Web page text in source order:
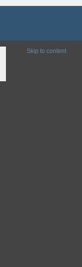
Skip to content